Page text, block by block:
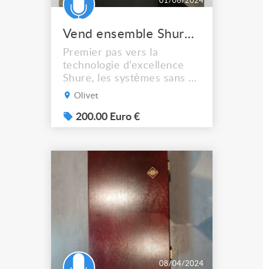
Vend ensemble Shure PGX 1 et PGX 4
Premier pas vers la
technologie d’excellence
Shure, les systèmes sans fil
PGX sont proposés dans un
configurations avec
récepteur simple, double
répondre à de multiples
applications. Ils délivrent
une excellente qualité
audio grâce à une réponse
en fréque...
Olivet
200.00 Euro €
08/04/2024